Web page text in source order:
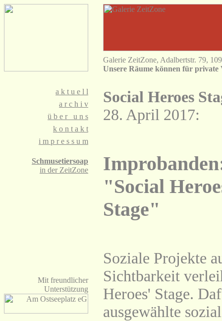
a k t u e l l
a r c h i v
ü b e r u n s
k o n t a k t
i m p r e s s u m
Schmusetiersoap
in der ZeitZone
Mit freundlicher
Unterstützung
Galerie ZeitZone, Adalbertstr. 79,
Unsere Räume können für private
Social Heroes
28. April 2017:
"Social
Stage"
Soziale Projekte
Sichtbarkeit
Heroes' Stage.
ausgewählte